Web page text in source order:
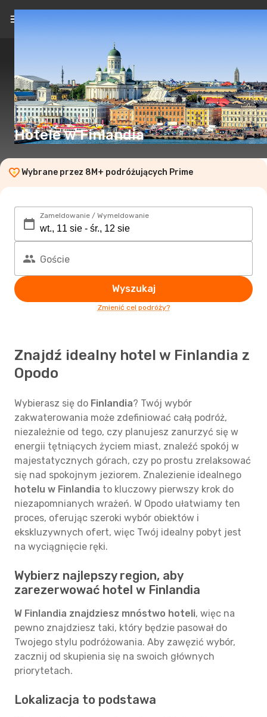
Hotele w Finlandia
Wybrane przez 8M+ podróżujących Prime
Zameldowanie / Wymeldowanie
Goście
Wyszukaj
Zmienić cel podróży?
Znajdź idealny hotel w Finlandia z
Opodo
Wybierasz się do Finlandia? Twój wybór
zakwaterowania może zdefiniować całą podróż,
niezależnie od tego, czy planujesz zanurzyć się w
energii tętniących życiem miast, znaleźć spokój w
majestatycznych górach, czy po prostu zrelaksować
się nad spokojnym jeziorem. Znalezienie idealnego
hotelu w Finlandia to kluczowy pierwszy krok do
niezapomnianych wrażeń. W Opodo ułatwiamy ten
proces, oferując szeroki wybór obiektów i
ekskluzywnych ofert, więc Twój idealny pobyt jest
na wyciągnięcie ręki.
Wybierz najlepszy region, aby
zarezerwować hotel w Finlandia
W Finlandia znajdziesz mnóstwo hoteli, więc na
pewno znajdziesz taki, który będzie pasował do
Twojego stylu podróżowania. Aby zawęzić wybór,
zacznij od skupienia się na swoich głównych
priorytetach.
Lokalizacja to podstawa